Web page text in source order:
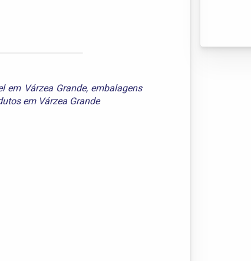
em Várzea Grande, embalagens
em Várzea Grande